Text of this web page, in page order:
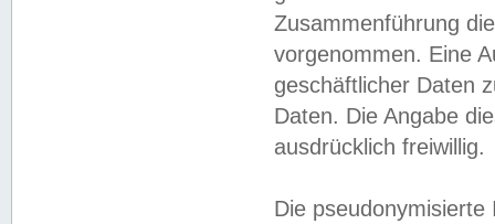
Zusammenführung
vorgenommen. Eine
geschäftlicher Daten
Daten. Die Angabe
ausdrücklich freiwillig.
Die